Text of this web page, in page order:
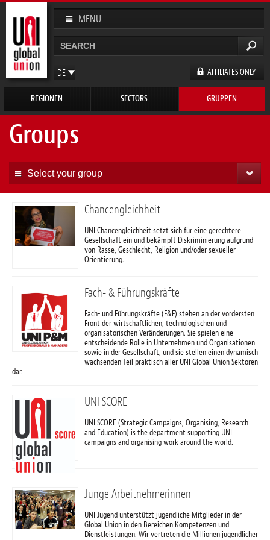
Direkt
zum
Inhalt
MENU
DE
EN
AFFILIATES ONLY
Suchformular
REGIONEN SECTORS GRUPPEN
Groups
Select your group
Chancengleichheit
UNI Chancengleichheit setzt sich für eine gerechtere
Gesellschaft ein und bekämpft Diskriminierung aufgrund
von Rasse, Geschlecht, Religion und/oder sexueller
Orientierung.
Fach- & Führungskräfte
Fach- und Führungskräfte (F&F) stehen an der vordersten
Front der wirtschaftlichen, technologischen und
organisatorischen Veränderungen. Sie spielen eine
entscheidende Rolle in Unternehmen und Organisationen
sowie in der Gesellschaft, und sie stellen einen dynamisch
wachsenden Teil praktisch aller UNI Global Union-Sektoren
dar.
UNI SCORE
UNI SCORE (Strategic Campaigns, Organising, Research
and Education) is the department supporting UNI
campaigns and organising work around the world.
Junge Arbeitnehmerinnen
UNI Jugend unterstützt jugendliche Mitglieder in der
Global Union in den Bereichen Kompetenzen und
Dienstleistungen. Wir vertreten die Millionen jugendlicher